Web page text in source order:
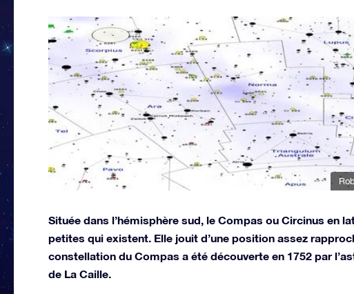
Située dans l’hémisphère sud, le Compas ou Circinus en
petites qui existent. Elle jouit d’une position assez
constellation du Compas a été découverte en 1752 par
de La Caille.